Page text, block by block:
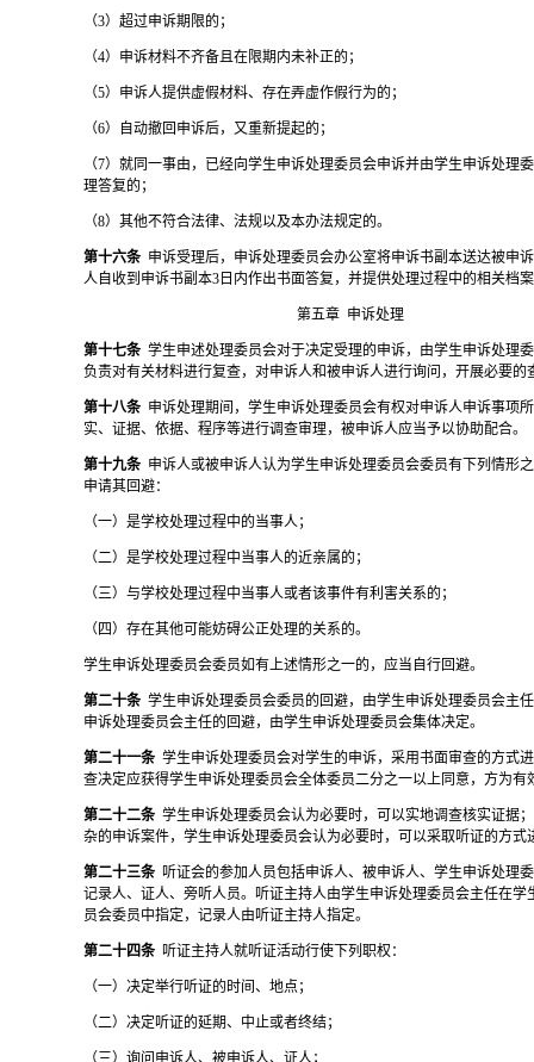
（3）超过申诉期限的；
（4）申诉材料不齐备且在限期内未补正的；
（5）申诉人提供虚假材料、存在弄虚作假行为的；
（6）自动撤回申诉后，又重新提起的；
（7）就同一事由，已经向学生申诉处理委员会申诉并由学生申诉处理
理答复的；
（8）其他不符合法律、法规以及本办法规定的。
第十六条 申诉受理后，申诉处理委员会办公室将申诉书副本送达被申
人自收到申诉书副本3日内作出书面答复，并提供处理过程中的相关档
第五章 申诉处理
第十七条 学生申述处理委员会对于决定受理的申诉，由学生申诉处理
负责对有关材料进行复查，对申诉人和被申诉人进行询问，开展必要的
第十八条 申诉处理期间，学生申诉处理委员会有权对申诉人申诉事项
实、证据、依据、程序等进行调查审理，被申诉人应当予以协助配合。
第十九条 申诉人或被申诉人认为学生申诉处理委员会委员有下列情形
申请其回避：
（一）是学校处理过程中的当事人；
（二）是学校处理过程中当事人的近亲属的；
（三）与学校处理过程中当事人或者该事件有利害关系的；
（四）存在其他可能妨碍公正处理的关系的。
学生申诉处理委员会委员如有上述情形之一的，应当自行回避。
第二十条 学生申诉处理委员会委员的回避，由学生申诉处理委员会主
申诉处理委员会主任的回避，由学生申诉处理委员会集体决定。
第二十一条 学生申诉处理委员会对学生的申诉，采用书面审查的方式
查决定应获得学生申诉处理委员会全体委员二分之一以上同意，方为有
第二十二条 学生申诉处理委员会认为必要时，可以实地调查核实证据
杂的申诉案件，学生申诉处理委员会认为必要时，可以采取听证的方式
第二十三条 听证会的参加人员包括申诉人、被申诉人、学生申诉处理
记录人、证人、旁听人员。听证主持人由学生申诉处理委员会主任在学
员会委员中指定，记录人由听证主持人指定。
第二十四条 听证主持人就听证活动行使下列职权：
（一）决定举行听证的时间、地点；
（二）决定听证的延期、中止或者终结；
（三）询问申诉人、被申诉人、证人；